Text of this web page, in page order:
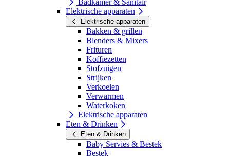
Elektrische apparaten
Elektrische apparaten
Bakken & grillen
Blenders & Mixers
Frituren
Koffiezetten
Stofzuigen
Strijken
Verkoelen
Verwarmen
Waterkoken
Elektrische apparaten
Eten & Drinken
Eten & Drinken
Baby Servies & Bestek
Bestek